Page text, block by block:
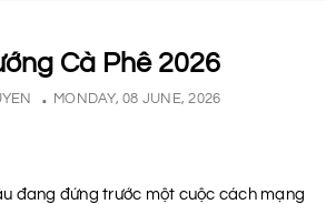
Cà Phê 2026
MONDAY, 08 JUNE, 2026
đang đứng trước một cuộc cách mạng